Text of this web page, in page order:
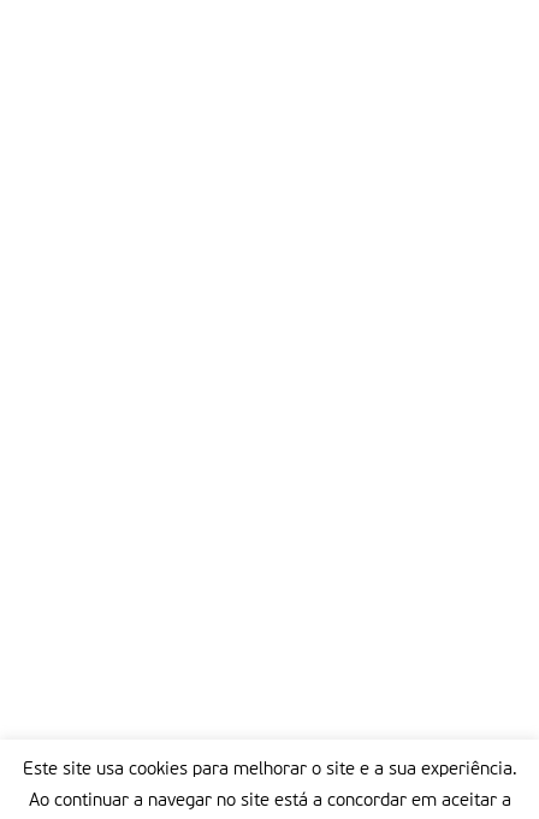
Este site usa cookies para melhorar o site e a sua experiência.
Ao continuar a navegar no site está a concordar em aceitar a